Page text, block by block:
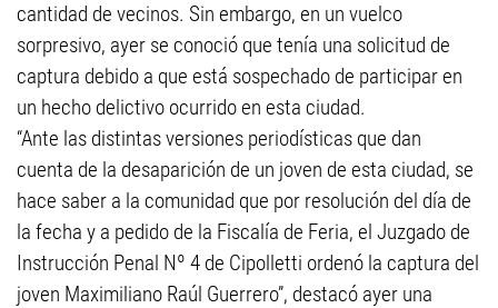
cantidad de vecinos. Sin embargo, en un vuelco
sorpresivo, ayer se conoció que tenía una solicitud de
captura debido a que está sospechado de participar en
un hecho delictivo ocurrido en esta ciudad.
“Ante las distintas versiones periodísticas que dan
cuenta de la desaparición de un joven de esta ciudad, se
hace saber a la comunidad que por resolución del día de
la fecha y a pedido de la Fiscalía de Feria, el Juzgado de
Instrucción Penal Nº 4 de Cipolletti ordenó la captura del
joven Maximiliano Raúl Guerrero”, destacó ayer una